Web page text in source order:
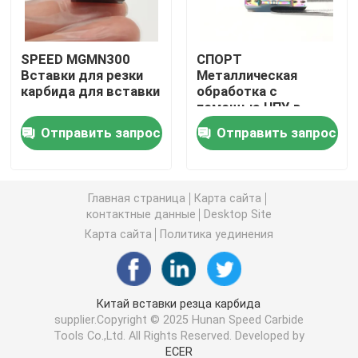
Вставка карбида поворачивая
Карбид продевая нитку вставку
Карбид калибруя вставку
Вставки сверла u
Вставка карбида для алюминия
Вставки карбида для стали
Вставка карбида для нержавеющей стали
SPEED MGMN300
Вставки для резки
карбида для вставки
Отправить запрос
СПОРТ
Металлическая
обработка с
помощью ЧПУ в
различных размерах
MGMN150 200 250
300 400 500
Отправить запрос
Главная страница
Карта сайта
контактные данные
Desktop Site
Карта сайта
Политика уединения
Китай вставки резца карбида
supplier.Copyright © 2025 Hunan Speed Carbide
Tools Co.,Ltd. All Rights Reserved. Developed by
ECER